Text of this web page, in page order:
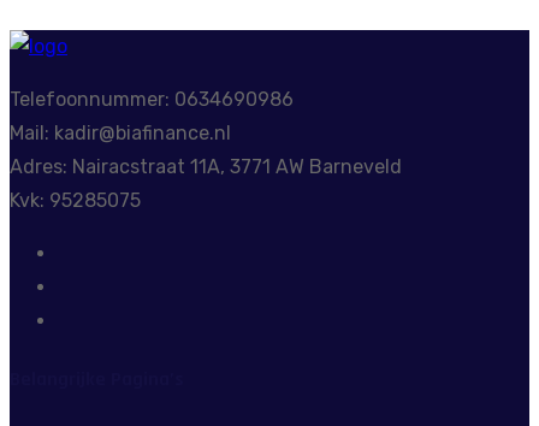
Telefoonnummer: 0634690986
Mail: kadir@biafinance.nl
Adres: Nairacstraat 11A, 3771 AW Barneveld
Kvk: 95285075